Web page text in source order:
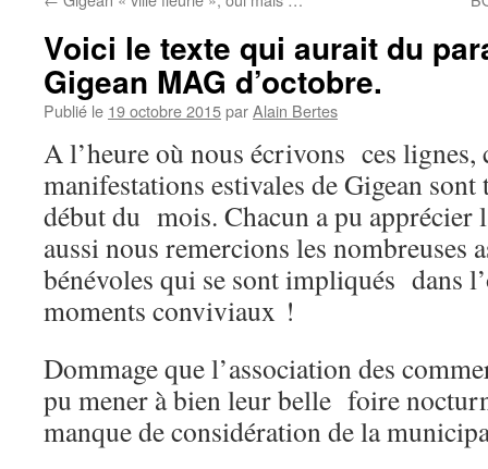
Voici le texte qui aurait du
Gigean MAG d’octobre.
Publié le 19 octobre 2015parAlain Bertes
A l’heure où nous écrivons ces lignes,
manifestations estivales de Gigean
début du mois. Chacun a pu apprécier
aussi nous remercions les nombreuses
bénévoles qui se sont impliqués dans
moments conviviaux !
Dommage que l’association des
pu mener à bien leur belle foire
manque de considération de la